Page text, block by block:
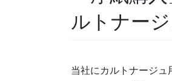
ルトナー
当社にカルトナージュ